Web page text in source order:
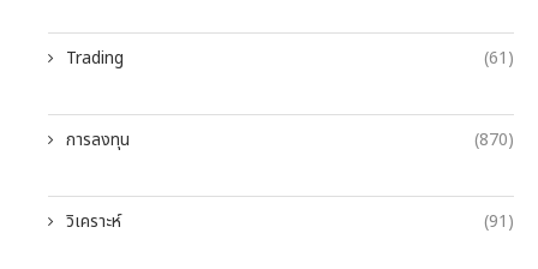
Trading (61)
การลงทุน (870)
วิเคราะห์ (91)